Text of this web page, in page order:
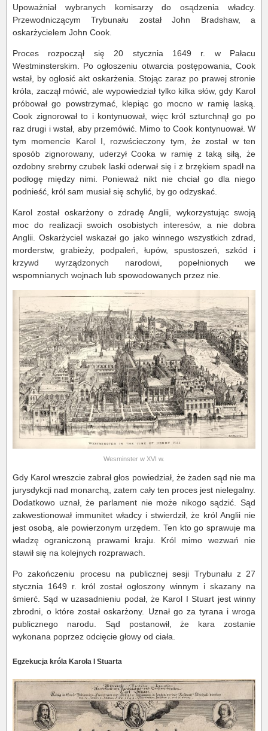
Upoważniał wybranych komisarzy do osądzenia władcy.
Przewodniczącym Trybunału został John Bradshaw, a
oskarżycielem John Cook.
Proces rozpoczął się 20 stycznia 1649 r. w Pałacu
Westminsterskim. Po ogłoszeniu otwarcia postępowania, Cook
wstał, by ogłosić akt oskarżenia. Stojąc zaraz po prawej stronie
króla, zaczął mówić, ale wypowiedział tylko kilka słów, gdy Karol
próbował go powstrzymać, klepiąc go mocno w ramię laską.
Cook zignorował to i kontynuował, więc król szturchnął go po
raz drugi i wstał, aby przemówić. Mimo to Cook kontynuował. W
tym momencie Karol I, rozwścieczony tym, że został w ten
sposób zignorowany, uderzył Cooka w ramię z taką siłą, że
ozdobny srebrny czubek laski oderwał się i z brzękiem spadł na
podłogę między nimi. Ponieważ nikt nie chciał go dla niego
podnieść, król sam musiał się schylić, by go odzyskać.
Karol został oskarżony o zdradę Anglii, wykorzystując swoją
moc do realizacji swoich osobistych interesów, a nie dobra
Anglii. Oskarżyciel wskazał go jako winnego wszystkich zdrad,
morderstw, grabieży, podpaleń, łupów, spustoszeń, szkód i
krzywd wyrządzonych narodowi, popełnionych we
wspomnianych wojnach lub spowodowanych przez nie.
Wesminster w XVI w.
Gdy Karol wreszcie zabrał głos powiedział, że żaden sąd nie ma
jurysdykcji nad monarchą, zatem cały ten proces jest nielegalny.
Dodatkowo uznał, że parlament nie może nikogo sądzić. Sąd
zakwestionował immunitet władcy i stwierdził, że król Anglii nie
jest osobą, ale powierzonym urzędem. Ten kto go sprawuje ma
władzę ograniczoną prawami kraju. Król mimo wezwań nie
stawił się na kolejnych rozprawach.
Po zakończeniu procesu na publicznej sesji Trybunału z 27
stycznia 1649 r. król został ogłoszony winnym i skazany na
śmierć. Sąd w uzasadnieniu podał, że Karol I Stuart jest winny
zbrodni, o które został oskarżony. Uznał go za tyrana i wroga
publicznego narodu. Sąd postanowił, że kara zostanie
wykonana poprzez odcięcie głowy od ciała.
Egzekucja króla Karola I Stuarta